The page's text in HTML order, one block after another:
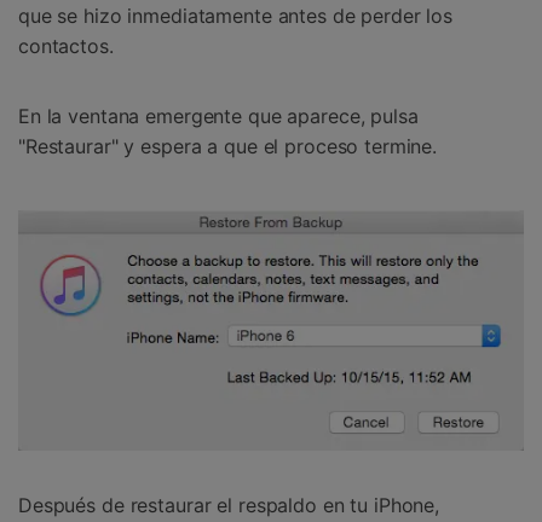
que se hizo inmediatamente antes de perder los
contactos.
En la ventana emergente que aparece, pulsa
"Restaurar" y espera a que el proceso termine.
Después de restaurar el respaldo en tu iPhone,